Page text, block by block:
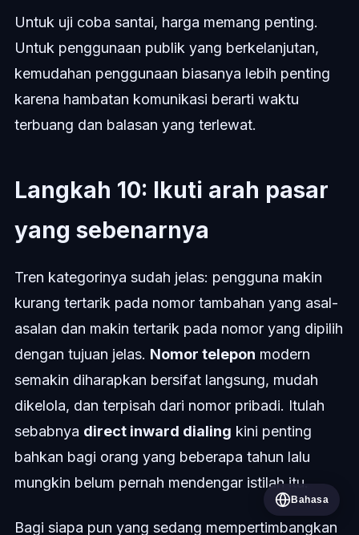
Untuk uji coba santai, harga memang penting.
Untuk penggunaan publik yang berkelanjutan,
kemudahan penggunaan biasanya lebih penting
karena hambatan komunikasi berarti waktu
terbuang dan balasan yang terlewat.
Langkah 10: Ikuti arah pasar
yang sebenarnya
Tren kategorinya sudah jelas: pengguna makin
kurang tertarik pada nomor tambahan yang asal-
asalan dan makin tertarik pada nomor yang dipilih
dengan tujuan jelas. Nomor telepon modern
semakin diharapkan bersifat langsung, mudah
dikelola, dan terpisah dari nomor pribadi. Itulah
sebabnya direct inward dialing kini penting
bahkan bagi orang yang beberapa tahun lalu
mungkin belum pernah mendengar istilah itu.
Bagi siapa pun yang sedang mempertimbangkan
Bahasa